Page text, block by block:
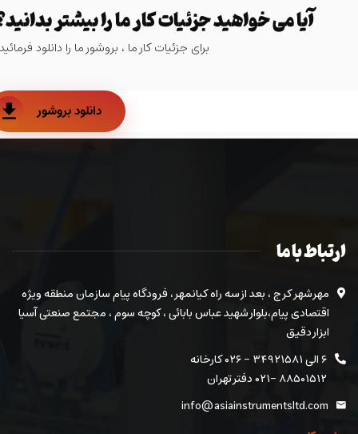
آیا می خواهید جزئیات کار ما را بیشتر
برای جزئیات کار ما ، بروشور ما را دانلود
دانلود بروشور
ارتباط با ما
مهرشهر کرج ، بعد از سه راه کیانمهر ، فرودگاه پیام سازمان منطقه ویژه
اقتصادی پیام،بلوار شهید عباس بابائی ، کوچه سوم ، مجتمع صنعتی آسیا
ابزار دقیق
۶ الی ۳۴۹۲۱۵۸۱ - ۰۲۶ کارخانه
۸۸۵۰۱۵۱۲ -۰۲۱ دفتر تهران
info@asiainstrumentsltd.com